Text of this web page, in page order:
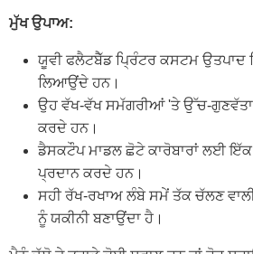
ਮੁੱਖ ਉਪਾਅ:
ਯੂਵੀ ਫਲੈਟਬੈੱਡ ਪ੍ਰਿੰਟਰ ਕਸਟਮ ਉਤਪਾਦ
ਲਿਆਉਂਦੇ ਹਨ।
ਉਹ ਵੱਖ-ਵੱਖ ਸਮੱਗਰੀਆਂ 'ਤੇ ਉੱਚ-
ਕਰਦੇ ਹਨ।
ਡੈਸਕਟੌਪ ਮਾਡਲ ਛੋਟੇ ਕਾਰੋਬਾਰਾਂ ਲਈ ਇੱਕ
ਪ੍ਰਦਾਨ ਕਰਦੇ ਹਨ।
ਸਹੀ ਰੱਖ-ਰਖਾਅ ਲੰਬੇ ਸਮੇਂ ਤੱਕ ਚੱਲਣ
ਨੂੰ ਯਕੀਨੀ ਬਣਾਉਂਦਾ ਹੈ।